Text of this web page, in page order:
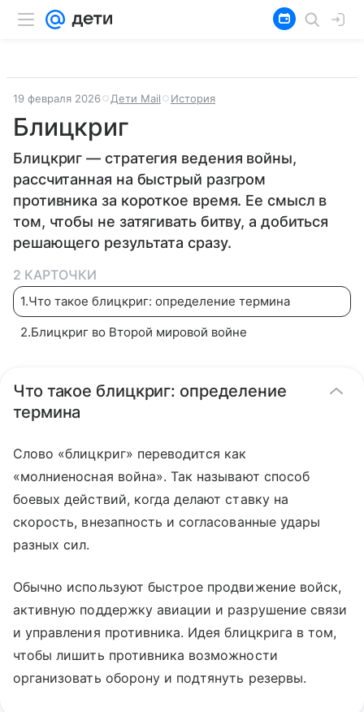
19 февраля 2026 Дети Mail История
Блицкриг
Блицкриг — стратегия ведения войны,
рассчитанная на быстрый разгром
противника за короткое время. Ее смысл в
том, чтобы не затягивать битву, а добиться
решающего результата сразу.
2 КАРТОЧКИ
1.Что такое блицкриг: определение термина
2.Блицкриг во Второй мировой войне
Что такое блицкриг: определение
термина
Слово «блицкриг» переводится как
«молниеносная война». Так называют способ
боевых действий, когда делают ставку на
скорость, внезапность и согласованные удары
разных сил.
Обычно используют быстрое продвижение войск,
активную поддержку авиации и разрушение связи
и управления противника. Идея блицкрига в том,
чтобы лишить противника возможности
организовать оборону и подтянуть резервы.